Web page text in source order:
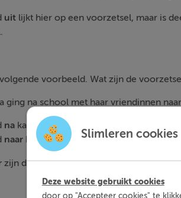
uit lijkt hier op een voorzetsel, maar is
voorbeeld. Wat zijn de
ging na school met haar vriendinnen
na kan voor ‘de pauze’ worden geplaatst:
naar kan voor ‘de kooi’ worden geplaatst:
zijn dus voorzetsels.
Slimleren cookies
Deze website gebruikt cookies
door op "Accepteer cookies" te